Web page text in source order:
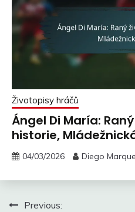
Životopisy hráčů
Ángel Di María:
historie,
04/03/2026 Diego
PostPrevious: